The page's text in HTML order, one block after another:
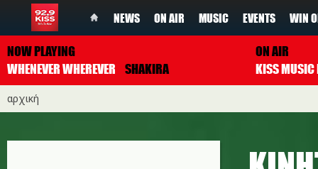
NEWS ON AIR MUSIC EVENTS WIN
NOW PLAYING
WHENEVER WHEREVER
SHAKIRA
ON AIR
αρχική